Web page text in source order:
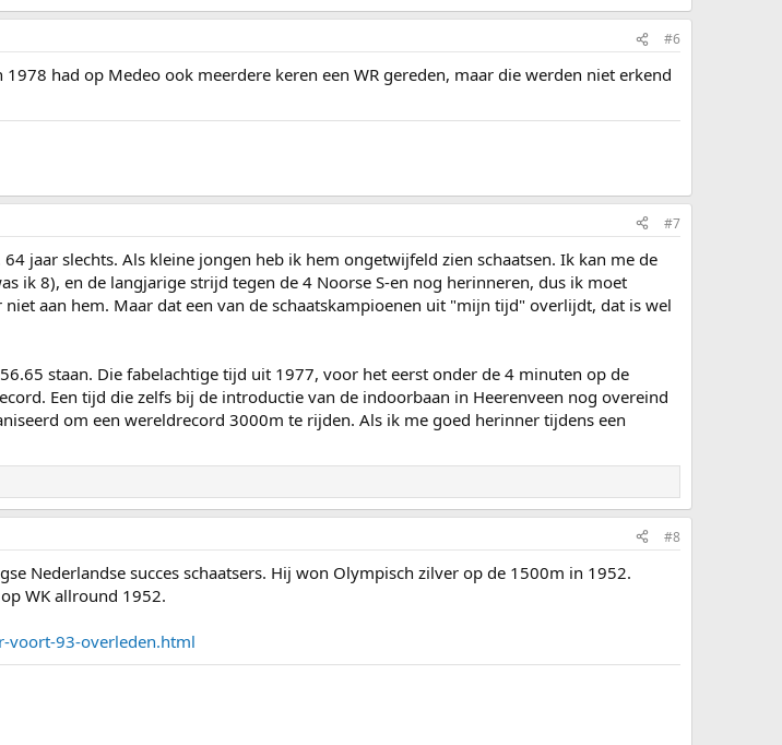
#6
had op Medeo ook meerdere keren een WR gereden, maar die werden niet erkend
#7
jaar slechts. Als kleine jongen heb ik hem ongetwijfeld zien schaatsen. Ik kan me de
ik 8), en de langjarige strijd tegen de 4 Noorse S-en nog herinneren, dus ik moet
aan hem. Maar dat een van de schaatskampioenen uit "mijn tijd" overlijdt, dat is wel
staan. Die fabelachtige tijd uit 1977, voor het eerst onder de 4 minuten op de
Een tijd die zelfs bij de introductie van de indoorbaan in Heerenveen nog overeind
om een wereldrecord 3000m te rijden. Als ik me goed herinner tijdens een
#8
Nederlandse succes schaatsers. Hij won Olympisch zilver op de 1500m in 1952.
WK allround 1952.
voort-93-overleden.html